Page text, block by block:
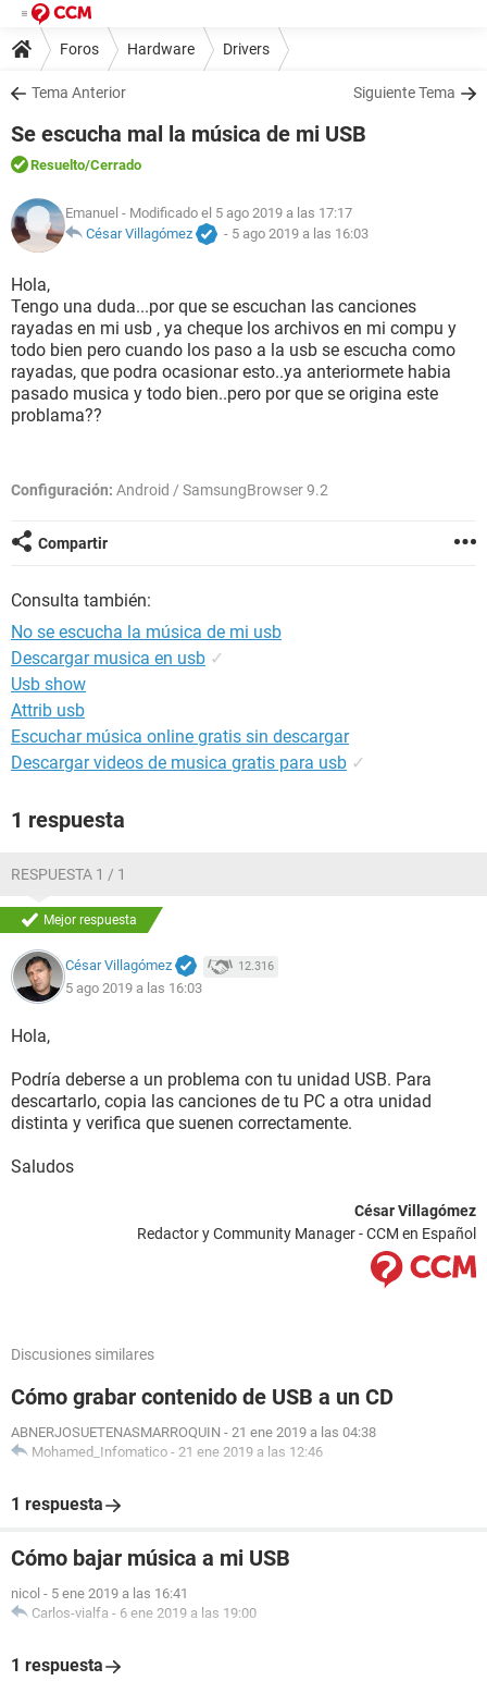
Foros Hardware Drivers
Tema Anterior Siguiente Tema
Se escucha mal la música de mi USB
Resuelto/Cerrado
Emanuel - Modificado el 5 ago 2019 a las 17:17
César Villagómez
- 5 ago 2019 a las 16:03
Hola,
Tengo una duda...por que se escuchan las canciones
rayadas en mi usb , ya cheque los archivos en mi compu y
todo bien pero cuando los paso a la usb se escucha como
rayadas, que podra ocasionar esto..ya anteriormete habia
pasado musica y todo bien..pero por que se origina este
problama??
Configuración: Android / SamsungBrowser 9.2
Compartir
Consulta también:
No se escucha la música de mi usb
Descargar musica en usb ✓
Usb show
Attrib usb
Escuchar música online gratis sin descargar
Descargar videos de musica gratis para usb ✓
1 respuesta
RESPUESTA 1 / 1
Mejor respuesta
César Villagómez 12.316
5 ago 2019 a las 16:03
Hola,
Podría deberse a un problema con tu unidad USB. Para
descartarlo, copia las canciones de tu PC a otra unidad
distinta y verifica que suenen correctamente.
Saludos
César Villagómez
Redactor y Community Manager - CCM en Español
Discusiones similares
Cómo grabar contenido de USB a un CD
ABNERJOSUETENASMARROQUIN - 21 ene 2019 a las 04:38
Mohamed_Infomatico - 21 ene 2019 a las 12:46
1 respuesta
Cómo bajar música a mi USB
nicol - 5 ene 2019 a las 16:41
Carlos-vialfa - 6 ene 2019 a las 19:00
1 respuesta